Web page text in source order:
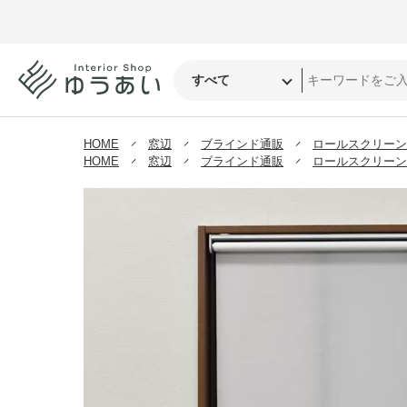
HOME 窓辺 ブラインド通販
ロールスクリー
HOME
窓辺 ブラインド通販 ロールスクリー